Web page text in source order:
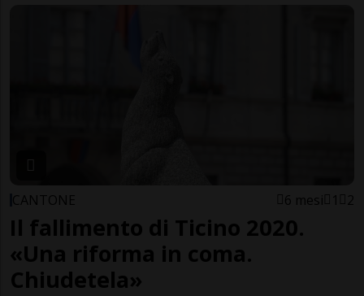
CANTONE 6 mesi 1 2
Il fallimento di Ticino 2020.
«Una riforma in coma.
Chiudetela»